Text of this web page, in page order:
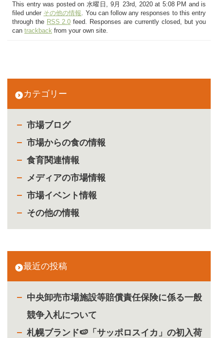
カテゴリー
市場ブログ
市場からの食の情報
食育関連情報
メディアの市場情報
市場イベント情報
その他の情報
最近の投稿
中央卸売市場施設等賠償責任保険に係る一般
競争入札について
札幌ブランド🍉「サッポロスイカ」の初入荷
This entry was posted on 水曜日, 9月 23rd, 2020 at 5:08 PM and is
filed under その他の情報. You can follow any responses to this entry
through the RSS 2.0 feed. Responses are currently closed, but you
can trackback from your own site.